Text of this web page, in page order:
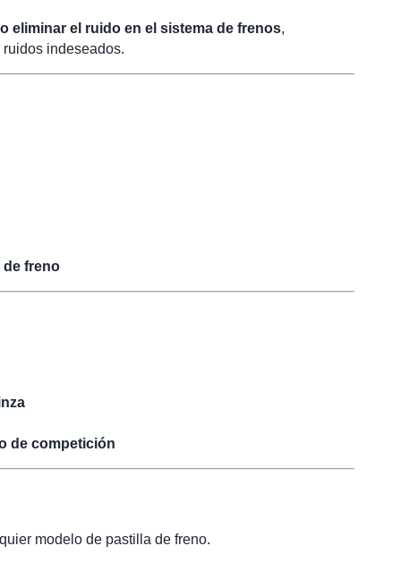
eliminar el ruido en el sistema de frenos,
indeseados.
de freno
de competición
modelo de pastilla de freno.